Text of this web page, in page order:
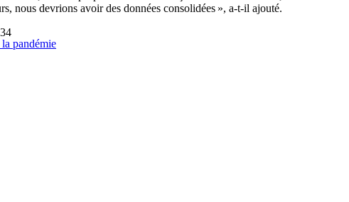
nous devrions avoir des données consolidées », a-t-il ajouté.
pandémie